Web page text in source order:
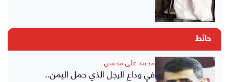
حائط
محمد علي محسن
في وداع الرجل الذي حمل اليمن..